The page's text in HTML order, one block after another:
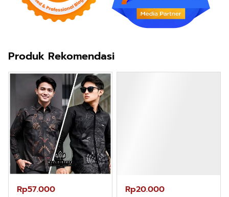
Produk Rekomendasi
Rp57.000 Rp20.000